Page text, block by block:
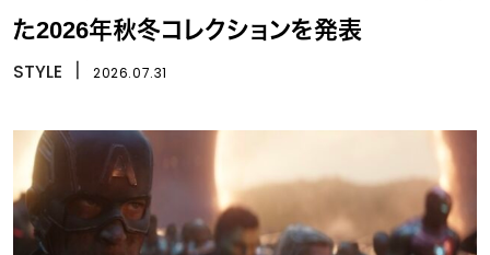
た2026年秋冬コレクションを発表
STYLE 2026.07.31